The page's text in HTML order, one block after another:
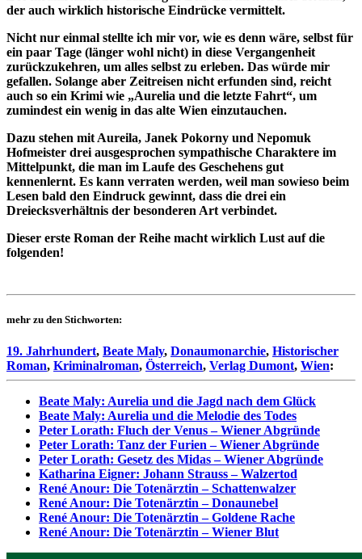
der auch wirklich historische Eindrücke vermittelt.
Nicht nur einmal stellte ich mir vor, wie es denn wäre, selbst für
ein paar Tage (länger wohl nicht) in diese Vergangenheit
zurückzukehren, um alles selbst zu erleben. Das würde mir
gefallen. Solange aber Zeitreisen nicht erfunden sind, reicht
auch so ein Krimi wie „Aurelia und die letzte Fahrt“, um
zumindest ein wenig in das alte Wien einzutauchen.
Dazu stehen mit Aureila, Janek Pokorny und Nepomuk
Hofmeister drei ausgesprochen sympathische Charaktere im
Mittelpunkt, die man im Laufe des Geschehens gut
kennenlernt. Es kann verraten werden, weil man sowieso beim
Lesen bald den Eindruck gewinnt, dass die drei ein
Dreiecksverhältnis der besonderen Art verbindet.
Dieser erste Roman der Reihe macht wirklich Lust auf die
folgenden!
mehr zu den Stichworten:
19. Jahrhundert, Beate Maly, Donaumonarchie, Historischer
Roman, Kriminalroman, Österreich, Verlag Dumont, Wien:
Beate Maly: Aurelia und die Jagd nach dem Glück
Beate Maly: Aurelia und die Melodie des Todes
Peter Lorath: Fluch der Venus – Wiener Abgründe
Peter Lorath: Tanz der Furien – Wiener Abgründe
Peter Lorath: Gesetz des Midas – Wiener Abgründe
Katharina Eigner: Johann Strauss – Walzertod
René Anour: Die Totenärztin – Schattenwalzer
René Anour: Die Totenärztin – Donaunebel
René Anour: Die Totenärztin – Goldene Rache
René Anour: Die Totenärztin – Wiener Blut